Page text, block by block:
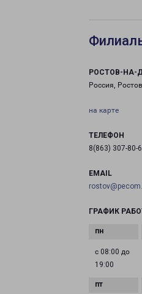
РОСТОВ-НА-
Россия,
на карте
ТЕЛЕФОН
8(863) 307-80-
EMAIL
ГРАФИК
с 08:00 до
19:00